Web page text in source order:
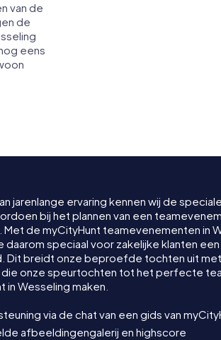
van de
de
eens
jarenlange ervaring kennen wij de
bij het plannen van een
Met de myCityHunt teamevenementen in
daarom speciaal voor zakelijke klanten
Dit breidt onze beproefde tochten uit met
onze speurtochten tot het perfecte
in Wesseling maken.
via de chat van een gids van
afbeeldingengalerij en highscore